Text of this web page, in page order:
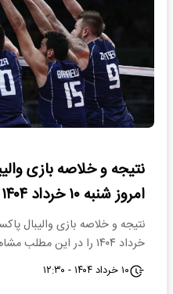
نتیجه و خلاصه بازی
امروز شنبه ۱۰ خرداد ۱۴۰۴
خرداد ۱۴۰۴ را در این مطلب مشاهده می کنید.
۱۰ خرداد ۱۴۰۴ - ۱۲:۳۰